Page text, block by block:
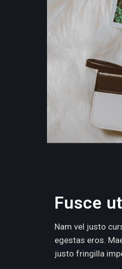
Fusce
Nam vel justo
egestas eros.
justo fringilla